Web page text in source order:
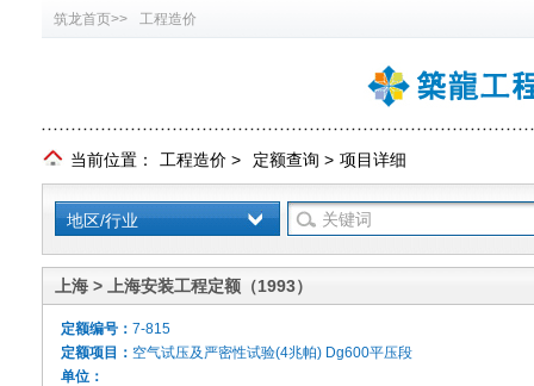
筑龙首页>> 工程造价
当前位置： 工程造价 > 定额查询 > 项目详细
地区/行业
上海 > 上海安装工程定额（1993）
定额编号： 7-815
定额项目： 空气试压及严密性试验(4兆帕) Dg600平压段
单位：